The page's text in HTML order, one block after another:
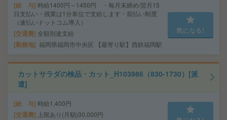
給 与 時給1400円～1450円 ・毎月末締め/翌月15
日支払い・残業は1分単位で支給します・前払い制度
（速払いドットコム導入）
交通費 全額別途支給
勤務地 福岡県福岡市中央区 【最寄り駅】西鉄福岡駅
気になる!
カットサラダの検品・カット_H103986（830-1730）[派
遣]
給 与 時給1,400円
交通費 上限あり(月額)30,000円